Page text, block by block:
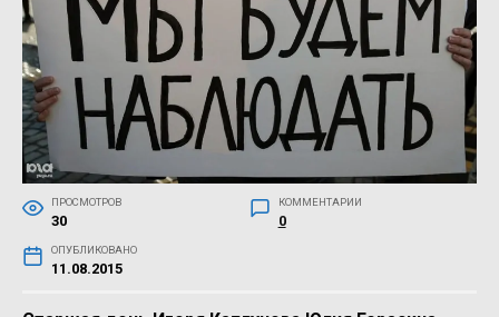
ПРОСМОТРОВ
30
КОММЕНТАРИИ
0
ОПУБЛИКОВАНО
11.08.2015